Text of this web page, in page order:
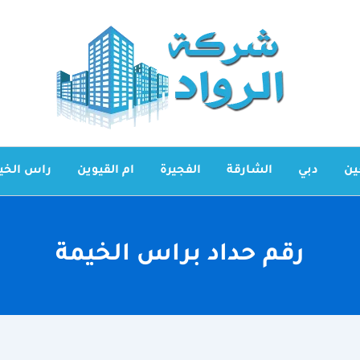
دبي الشارقة الفجيرة ام القيوين راس
رقم حداد براس الخيمة